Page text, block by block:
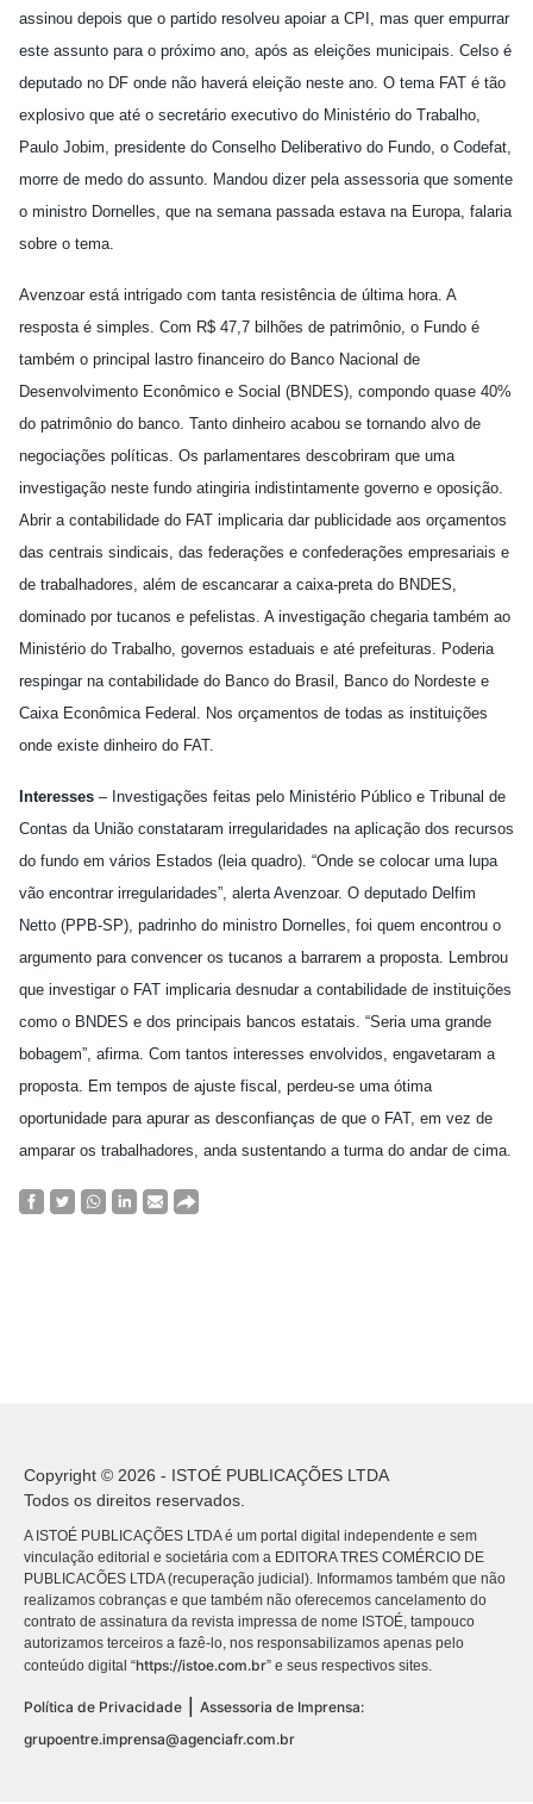
assinou depois que o partido resolveu apoiar a CPI, mas quer empurrar
este assunto para o próximo ano, após as eleições municipais. Celso é
deputado no DF onde não haverá eleição neste ano. O tema FAT é tão
explosivo que até o secretário executivo do Ministério do Trabalho,
Paulo Jobim, presidente do Conselho Deliberativo do Fundo, o Codefat,
morre de medo do assunto. Mandou dizer pela assessoria que somente
o ministro Dornelles, que na semana passada estava na Europa, falaria
sobre o tema.
Avenzoar está intrigado com tanta resistência de última hora. A
resposta é simples. Com R$ 47,7 bilhões de patrimônio, o Fundo é
também o principal lastro financeiro do Banco Nacional de
Desenvolvimento Econômico e Social (BNDES), compondo quase 40%
do patrimônio do banco. Tanto dinheiro acabou se tornando alvo de
negociações políticas. Os parlamentares descobriram que uma
investigação neste fundo atingiria indistintamente governo e oposição.
Abrir a contabilidade do FAT implicaria dar publicidade aos orçamentos
das centrais sindicais, das federações e confederações empresariais e
de trabalhadores, além de escancarar a caixa-preta do BNDES,
dominado por tucanos e pefelistas. A investigação chegaria também ao
Ministério do Trabalho, governos estaduais e até prefeituras. Poderia
respingar na contabilidade do Banco do Brasil, Banco do Nordeste e
Caixa Econômica Federal. Nos orçamentos de todas as instituições
onde existe dinheiro do FAT.
Interesses – Investigações feitas pelo Ministério Público e Tribunal de
Contas da União constataram irregularidades na aplicação dos recursos
do fundo em vários Estados (leia quadro). “Onde se colocar uma lupa
vão encontrar irregularidades”, alerta Avenzoar. O deputado Delfim
Netto (PPB-SP), padrinho do ministro Dornelles, foi quem encontrou o
argumento para convencer os tucanos a barrarem a proposta. Lembrou
que investigar o FAT implicaria desnudar a contabilidade de instituições
como o BNDES e dos principais bancos estatais. “Seria uma grande
bobagem”, afirma. Com tantos interesses envolvidos, engavetaram a
proposta. Em tempos de ajuste fiscal, perdeu-se uma ótima
oportunidade para apurar as desconfianças de que o FAT, em vez de
amparar os trabalhadores, anda sustentando a turma do andar de cima.
Copyright © 2026 - ISTOÉ PUBLICAÇÕES LTDA
Todos os direitos reservados.
A ISTOÉ PUBLICAÇÕES LTDA é um portal digital independente e sem
vinculação editorial e societária com a EDITORA TRES COMÉRCIO DE
PUBLICACÕES LTDA (recuperação judicial). Informamos também que não
realizamos cobranças e que também não oferecemos cancelamento do
contrato de assinatura da revista impressa de nome ISTOÉ, tampouco
autorizamos terceiros a fazê-lo, nos responsabilizamos apenas pelo
conteúdo digital “https://istoe.com.br” e seus respectivos sites.
Política de Privacidade
Assessoria de Imprensa:
grupoentre.imprensa@agenciafr.com.br